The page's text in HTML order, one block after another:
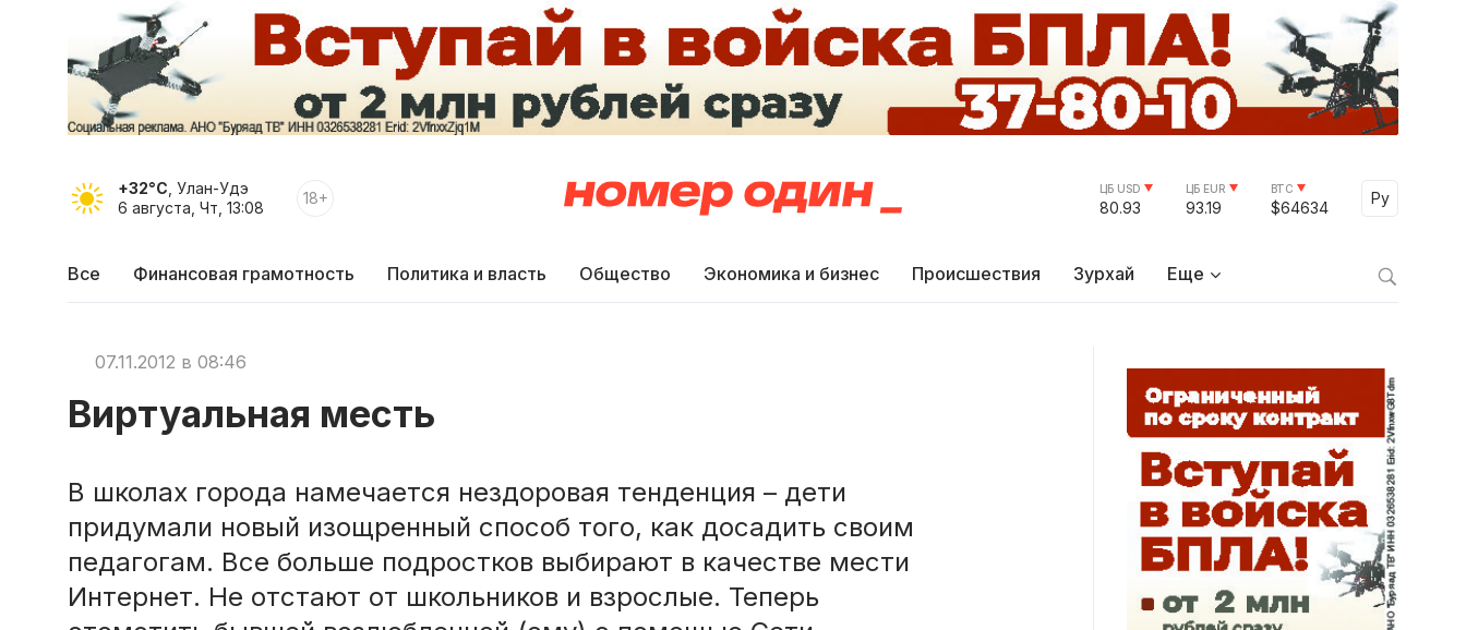
+32°C , Улан-Удэ
6 августа, Чт, 13:08
18+ ЦБ USD
80.93
ЦБ EUR
93.19
BTC
$64634
Ру
Select
Все Финансовая грамотность Политика и власть Общество Экономика и бизнес Происшествия Зурхай Еще
07.11.2012 в 08:46
Виртуальная месть
В школах города намечается нездоровая тенденция – дети
придумали новый изощренный способ того, как досадить своим
педагогам. Все больше подростков выбирают в качестве мести
Интернет. Не отстают от школьников и взрослые. Теперь